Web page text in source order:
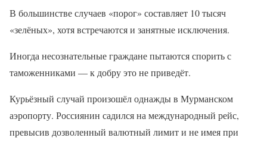
В большинстве случаев «порог» составляет 10 тысяч
«зелёных», хотя встречаются и занятные исключения.
Иногда несознательные граждане пытаются спорить с
таможенниками — к добру это не приведёт.
Курьёзный случай произошёл однажды в Мурманском
аэропорту. Россиянин садился на международный рейс,
превысив дозволенный валютный лимит и не имея при